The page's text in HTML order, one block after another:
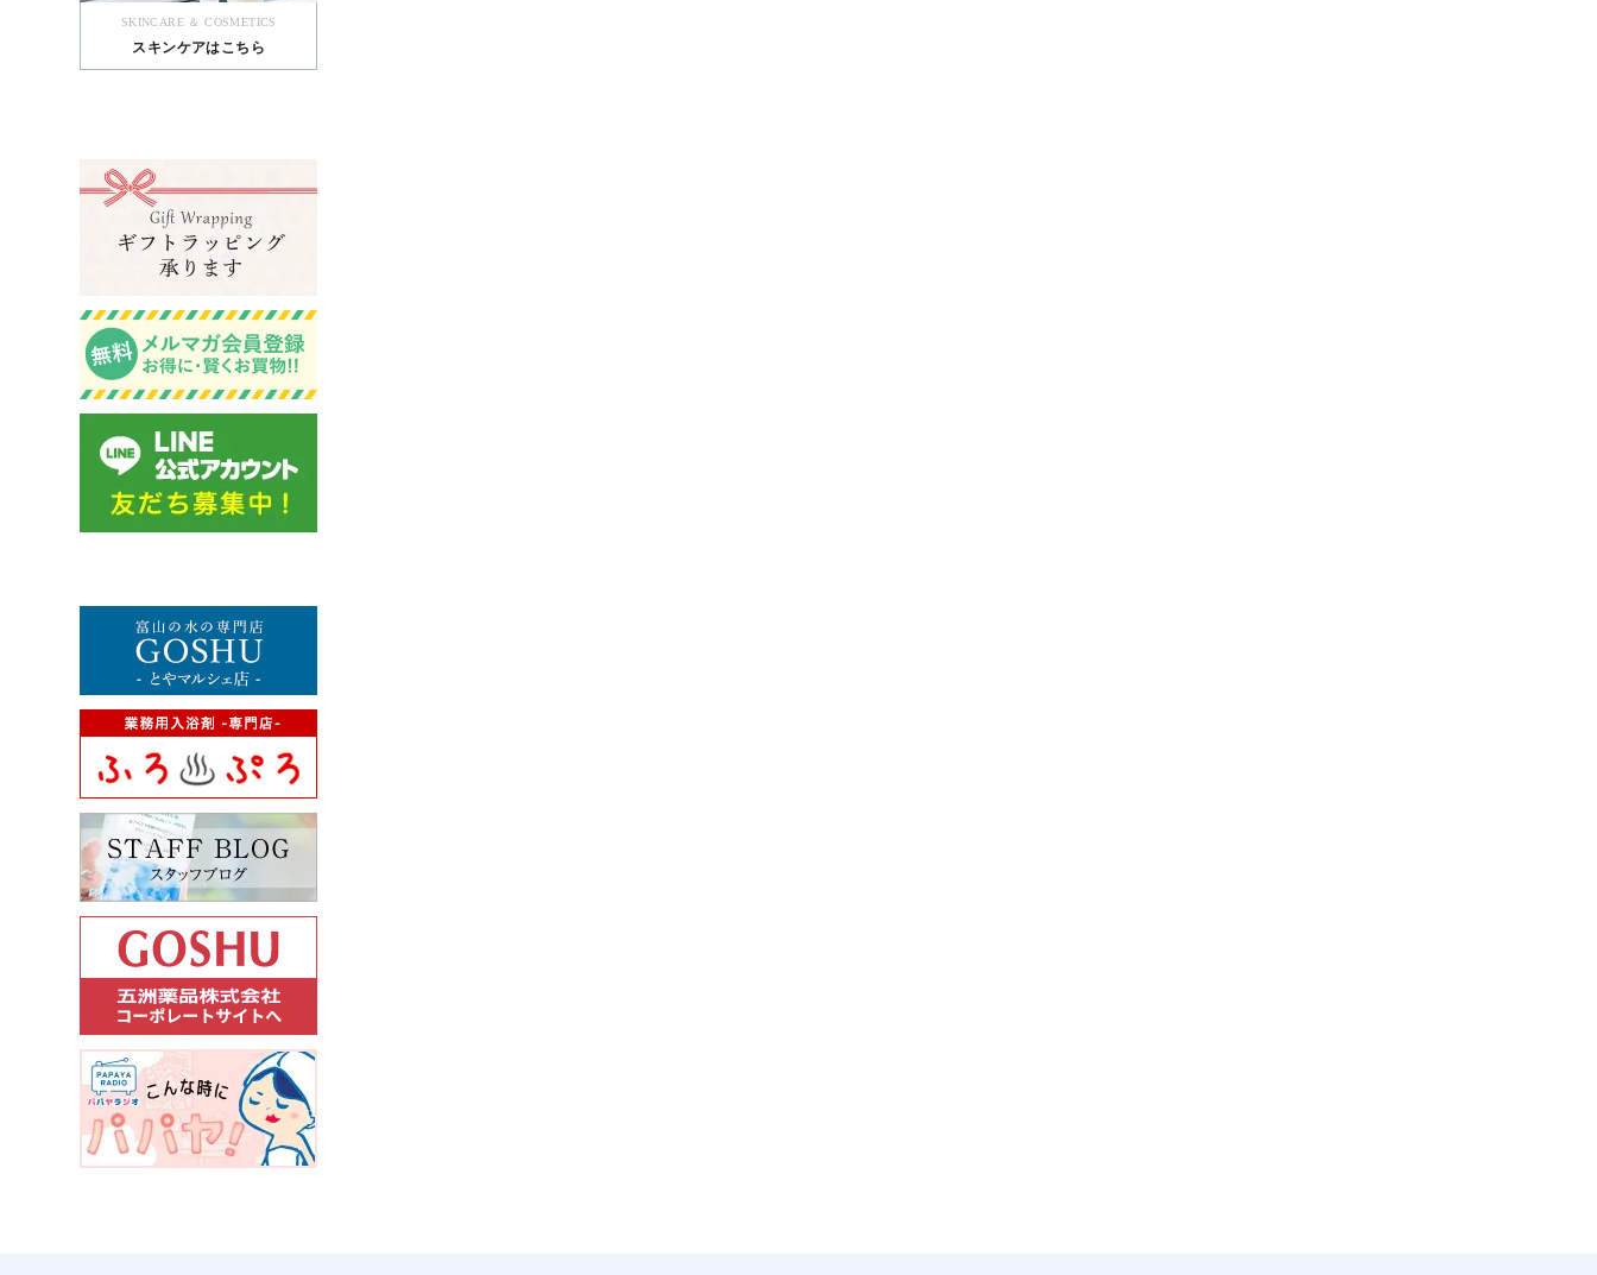
SKINCARE ＆ COSMETICS
スキンケアはこちら